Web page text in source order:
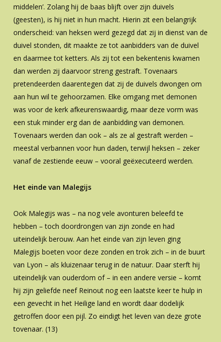
middelen’. Zolang hij de baas blijft over zijn duivels
(geesten), is hij niet in hun macht. Hierin zit een belangrijk
onderscheid: van heksen werd gezegd dat zij in dienst van de
duivel stonden, dit maakte ze tot aanbidders van de duivel
en daarmee tot ketters. Als zij tot een bekentenis kwamen
dan werden zij daarvoor streng gestraft. Tovenaars
pretendeerden daarentegen dat zij de duivels dwongen om
aan hun wil te gehoorzamen. Elke omgang met demonen
was voor de kerk afkeurenswaardig, maar deze vorm was
een stuk minder erg dan de aanbidding van demonen.
Tovenaars werden dan ook – als ze al gestraft werden –
meestal verbannen voor hun daden, terwijl heksen – zeker
vanaf de zestiende eeuw – vooral geëxecuteerd werden.
Het einde van Malegijs
Ook Malegijs was – na nog vele avonturen beleefd te
hebben – toch doordrongen van zijn zonde en had
uiteindelijk berouw. Aan het einde van zijn leven ging
Malegijs boeten voor deze zonden en trok zich – in de buurt
van Lyon – als kluizenaar terug in de natuur. Daar sterft hij
uiteindelijk van ouderdom of – in een andere versie – komt
hij zijn geliefde neef Reinout nog een laatste keer te hulp in
een gevecht in het Heilige land en wordt daar dodelijk
getroffen door een pijl. Zo eindigt het leven van deze grote
tovenaar. (13)